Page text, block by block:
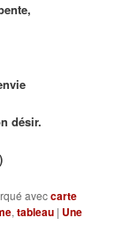
désir.
aveccarte
,tableau | Une